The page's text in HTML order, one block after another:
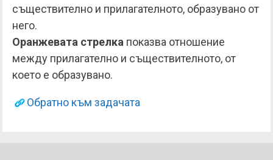
съществително и прилагателното, образувано от
него.
Оранжевата стрелка показва отношение
между прилагателно и съществителното, от
което е образувано.
Обратно към задачата